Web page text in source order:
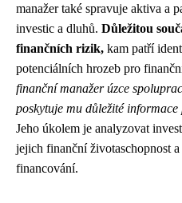
manažer také spravuje aktiva a
investic a dluhů. Důležitou
finančních rizik, kam patří
potenciálních hrozeb pro
finanční manažer úzce
poskytuje mu důležité
Jeho úkolem je analyzovat
jejich finanční životaschopnost
financování.